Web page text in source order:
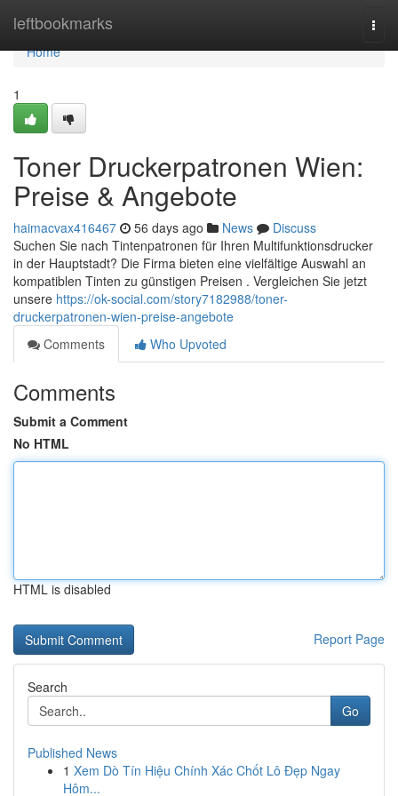
leftbookmarks
Home
Home
1
Toner Druckerpatronen Wien:
Preise & Angebote
haimacvax416467 56 days ago News
Discuss
Suchen Sie nach Tintenpatronen für Ihren Multifunktionsdrucker
in der Hauptstadt? Die Firma bieten eine vielfältige Auswahl an
kompatiblen Tinten zu günstigen Preisen . Vergleichen Sie jetzt
unsere https://ok-social.com/story7182988/toner-
druckerpatronen-wien-preise-angebote
Comments
Who Upvoted
Comments
Submit a Comment
No HTML
HTML is disabled
Report Page
Search
Go
Published News
1 Xem Dò Tín Hiệu Chính Xác Chốt Lô Đẹp Ngay
Hôm...